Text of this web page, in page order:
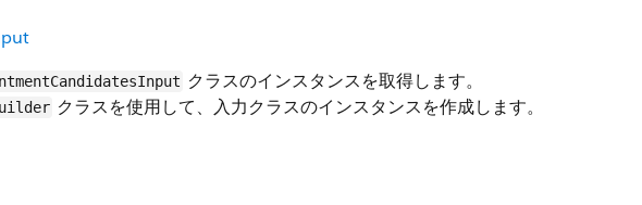
クラスのインスタンスを取得します。
クラスを使用して、入力クラスのインスタンスを作成します。